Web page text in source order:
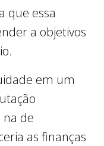
que essa
a objetivos
em um
de
as finanças